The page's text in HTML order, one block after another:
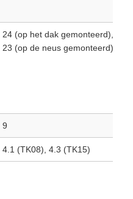
24 (op het dak gemonteerd),
23 (op de neus gemonteerd)
9
4.1 (TK08), 4.3 (TK15)